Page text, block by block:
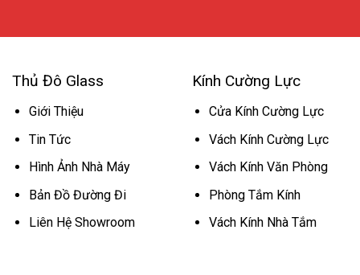
Thủ Đô Glass
Giới Thiệu
Tin Tức
Hình Ảnh Nhà Máy
Bản Đồ Đường Đi
Liên Hệ Showroom
Kính Cường Lực
Cửa Kính Cường Lực
Vách Kính Cường Lực
Vách Kính Văn Phòng
Phòng Tắm Kính
Vách Kính Nhà Tắm